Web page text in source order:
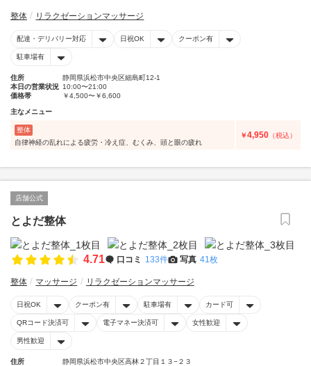
整体 リラクゼーションマッサージ
配達・デリバリー対応 日祝OK クーポン有
駐車場有
住所
静岡県浜松市中央区細島町12-1
本日の営業状況 10:00〜21:00
価格帯
￥4,500〜￥6,600
主なメニュー
整体
自律神経の乱れによる疲労・冷え症、むくみ、頭と眼の疲れ
￥4,950 （税込）
店舗公式
とよだ整体
4.71 口コミ 133件 写真 41枚
整体 マッサージ リラクゼーションマッサージ
日祝OK クーポン有 駐車場有 カード可
QRコード決済可 電子マネー決済可 女性歓迎
男性歓迎
住所
静岡県浜松市中央区高林２丁目１３−２３